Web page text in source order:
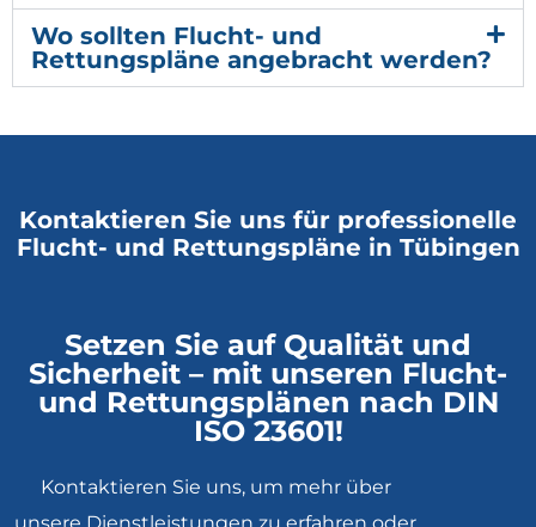
Wo sollten Flucht- und
Rettungspläne angebracht werden?
Kontaktieren Sie uns für professionelle
Flucht- und Rettungspläne in Tübingen
Setzen Sie auf Qualität und
Sicherheit – mit unseren Flucht-
und Rettungsplänen nach DIN
ISO 23601!
Kontaktieren Sie uns, um mehr über
unsere Dienstleistungen zu erfahren oder